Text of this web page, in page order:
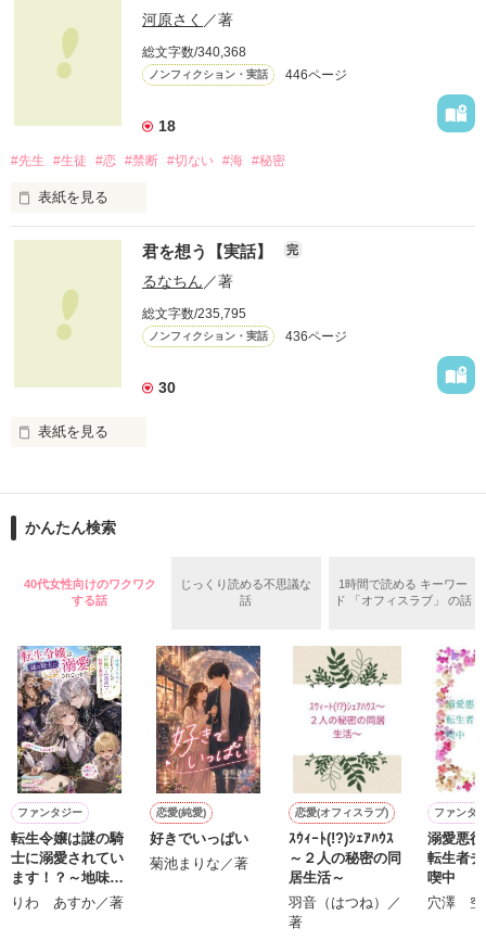
わたし達は、結婚式を挙げました。
新郎カズミ　×　新婦おなつ
登場人物の名前などは仮名です。
**************
◆「甘い結婚」特集掲載されました。
◆レビューありがとうございます。
水瀬 和奏　様 / 音葉 ぽるか様
作品を読む
河原さく ／著
総文字数/340,368
ノンフィクション・実話 446ページ
18
#先生 #生徒 #恋 #禁断 #切ない #海 #秘密
表紙を見る
実体験を基にした、
他とはちょっと違う
先生との禁断の恋物語。
心から愛した人が、
手の届かない人だとしたら
あなたは知っていますか？
この奇跡の軌跡、その全てを―…
（2008/9/20〜2009/4/12）
二次審査進出作品です。
沢山の応援、
本当にありがとうございました！
作品を読む
君を想う【実話】 完
るなちん ／著
総文字数/235,795
ノンフィクション・実話 436ページ
30
表紙を見る
その度に何度も
導いてくれたのは
あなたでした..
かんたん検索
40代女性向けのワクワク
する話
じっくり読める不思議な
話
1時間で読める キーワー
ド 「オフィスラブ」 の話
ファンタジー
転生令嬢は謎の騎
士に溺愛されてい
ます！？～地味ス
キルと言われまし
りわ あすか／著
恋愛(純愛)
好きでいっぱい
菊池まりな／著
恋愛(オフィスラブ)
ｽｳｨｰﾄ(!?)ｼｪｱﾊｳｽ
～２人の秘密の同
居生活～
羽音（はつね）／
著
ファンタ
溺愛悪
転生者
喫中
穴澤 空